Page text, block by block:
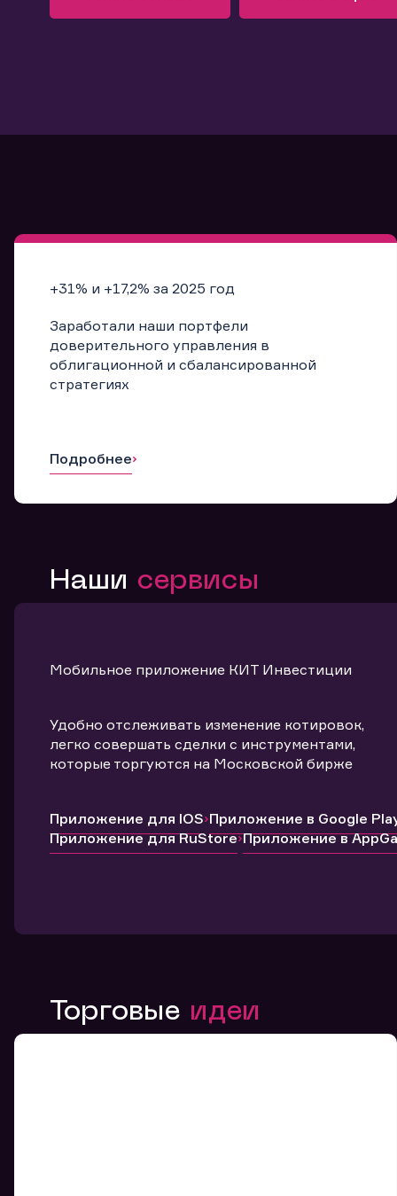
+31% и +17,2% за 2025 год
Заработали наши портфели
доверительного управления в
облигационной и сбалансированной
стратегиях
Подробнее
Наши сервисы
Мобильное приложение КИТ Инвестиции
Удобно отслеживать изменение котировок,
легко совершать сделки с инструментами,
которые торгуются на Московской бирже
Приложение для IOS Приложение в Google
Приложение для RuStore Приложение в
Торговые идеи